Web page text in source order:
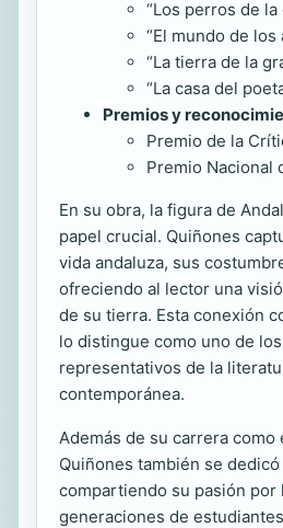
“Los perros de la
“El mundo de los
“La tierra de la
“La casa del
Premios y
Premio de la
Premio Nacional
En su obra, la figura de
papel crucial. Quiñones
vida andaluza, sus
ofreciendo al lector una
de su tierra. Esta conexión
lo distingue como uno de
representativos de la
contemporánea.
Además de su carrera como
Quiñones también se dedicó
compartiendo su pasión por
generaciones de